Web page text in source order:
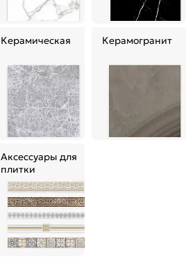
Керамическая Керамогранит
Аксессуары для
плитки